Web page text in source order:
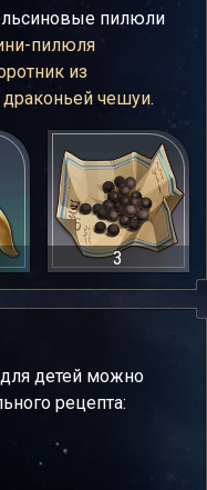
пилюли
пилюля
из
чешуи.
3
детей можно
рецепта: